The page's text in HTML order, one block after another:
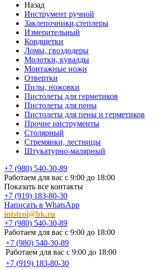
Назад
Инструмент ручной
Заклепочники,степлеры
Измерительный
Кордщетки
Ломы, гвоздодеры
Молотки, кувалды
Монтажные ножи
Отвертки
Пилы, ножовки
Пистолеты для герметиков
Пистолеты для пены
Пистолеты для пены и герметиков
Прочие инструменты
Столярный
Стремянки, лестницы
Штукатурно-малярный
+7 (980) 540-30-89
Работаем для вас с 9:00 до 18:00
Показать все контакты
+7 (919) 183-80-30
Написать в WhatsApp
intstroi@bk.ru
+7 (980) 540-30-89
Работаем для вас с 9:00 до 18:00
+7 (980) 540-30-89
Работаем для вас с 9:00 до 18:00
+7 (919) 183-80-30